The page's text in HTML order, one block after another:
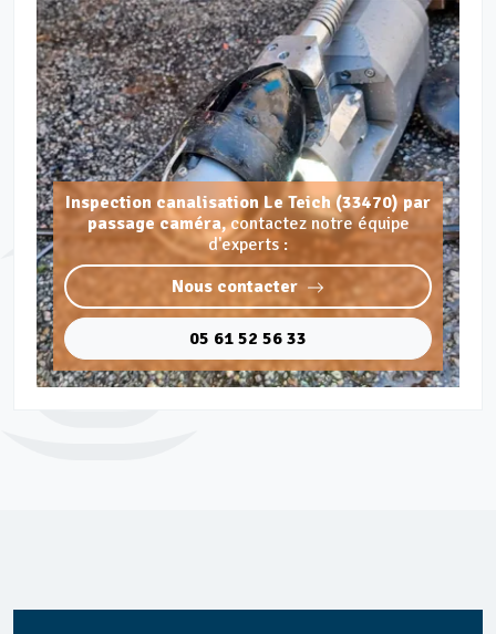
Inspection canalisation Le Teich (33470) par
passage caméra,contactez notre équipe
d'experts :
Nous contacter
05 61 52 56 33